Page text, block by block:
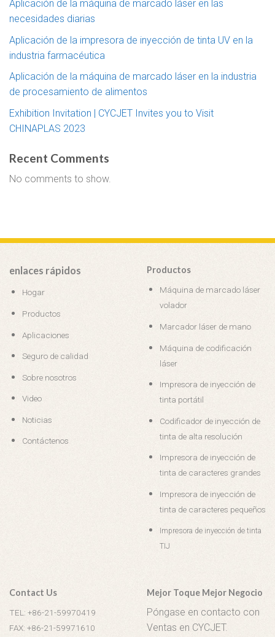
Aplicación de la máquina de marcado láser en las
necesidades diarias
Aplicación de la impresora de inyección de tinta UV en la
industria farmacéutica
Aplicación de la máquina de marcado láser en la industria
de procesamiento de alimentos
Exhibition Invitation | CYCJET Invites you to Visit
CHINAPLAS 2023
Recent Comments
No comments to show.
enlaces rápidos
Hogar
Productos
Aplicaciones
Seguro de calidad
Sobre nosotros
Video
Noticias
Contáctenos
Productos
Máquina de marcado láser
volador
Marcador láser de mano
Máquina de codificación
láser
Impresora de inyección de
tinta portátil
Codificador de inyección de
tinta de alta resolución
Impresora de inyección de
tinta de caracteres grandes
Impresora de inyección de
tinta de caracteres pequeños
Impresora de inyección de tinta
TIJ
Contact Us
TEL: +86-21-59970419
FAX: +86-21-59971610
Mejor Toque Mejor Negocio
Póngase en contacto con
Ventas en CYCJET.